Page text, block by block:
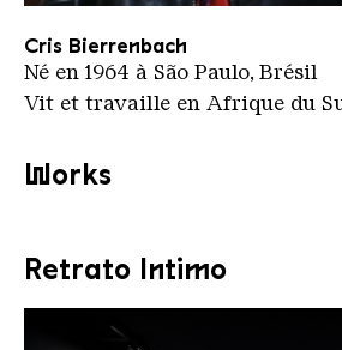
Cris Bierrenbach
Copyright: © Philipp Majer /
Cris Bierrenbach
Né en 1964 à São Paulo, Brésil
Vit et travaille en Afrique du
Works
Retrato Intimo